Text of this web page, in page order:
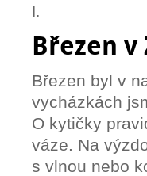
I.
Březen v
Březen byl v
vycházkách
O kytičky
váze. Na
s vlnou nebo